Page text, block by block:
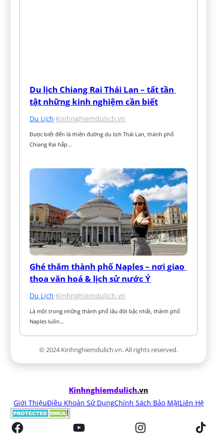
Du lịch Chiang Rai Thái Lan – tất tần
tật những kinh nghiệm cần biết
Du Lịch·Kinhnghiemdulich.vn
Được biết đến là thiên đường du lịch Thái Lan, thành phố
Chiang Rai hấp…
Ghé thăm thành phố Naples – nơi giao
thoa văn hoá & lịch sử nước Ý
Du Lịch·Kinhnghiemdulich.vn
Là một trong những thành phố lâu đời bậc nhất, thành phố
Naples luôn…
© 2024 Kinhnghiemdulich.vn. All rights reserved.
Kinhnghiemdulich.vn
Giới ThiệuĐiều Khoản Sử DụngChính Sách Bảo MậtLiên Hệ